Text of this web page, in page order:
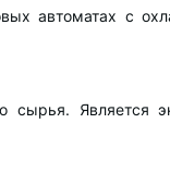
автоматах с
сырья.